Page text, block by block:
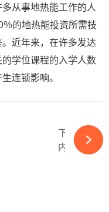
从事地热能工作的人
的地热能投资所需技
近年来，在许多发达
学位课程的入学人数
连锁影响。
下一篇
内蒙古汇能硅铝合金产业集群暨源网荷储一体化项目专题推进会议召开-kaiyun体育官方网站